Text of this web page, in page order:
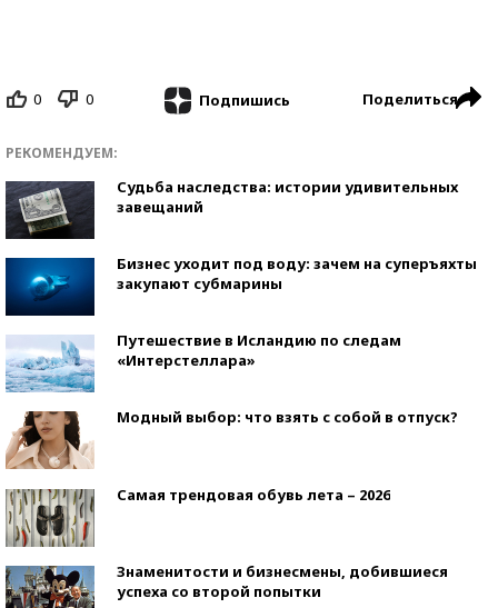
0 0 Подпишись Поделиться
РЕКОМЕНДУЕМ:
Судьба наследства: истории удивительных
завещаний
Бизнес уходит под воду: зачем на суперъяхты
закупают субмарины
Путешествие в Исландию по следам
«Интерстеллара»
Модный выбор: что взять с собой в отпуск?
Самая трендовая обувь лета – 2026
Знаменитости и бизнесмены, добившиеся
успеха со второй попытки